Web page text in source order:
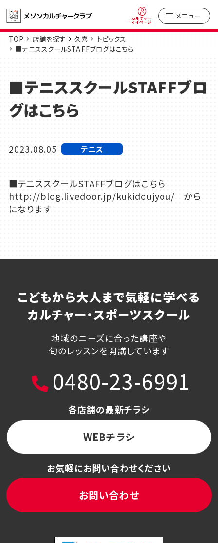
カルチャー
マイページ
メニュー
TOP 店舗を探す 久喜
トピックス
■テニススクールSTAFFブログはこちら
■テニススクールSTAFFブロ
グはこちら
2023.08.05 テニス
■テニススクールSTAFFブログはこちら
http://blog.livedoor.jp/kukidoujyou/ から
になります
こどもから大人まで気軽に学べる
カルチャー・スポーツスクール
地域のニーズに合った講座や
旬のレッスンを開講しています
0480-23-6991
各店舗の最新チラシ
WEBチラシ
お気軽にお問い合わせください
お問い合わせ